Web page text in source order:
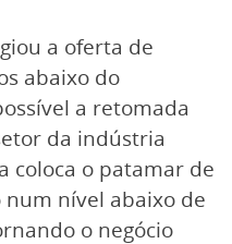
a oferta de
abaixo do
a retomada
da indústria
coloca o patamar de
nível abaixo de
o negócio